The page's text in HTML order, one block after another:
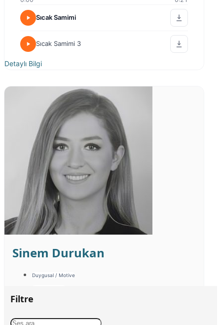
Sıcak Samimi
Sıcak Samimi 3
Detaylı Bilgi
Sinem Durukan
Duygusal / Motive
Kampanya / Tempolu
Filtre